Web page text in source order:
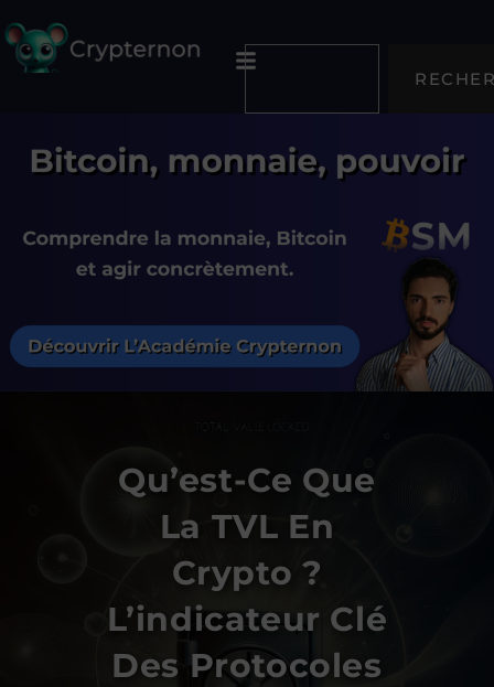
Qu’est-Ce Que
La TVL En
Crypto ?
L’indicateur Clé
Des Protocoles